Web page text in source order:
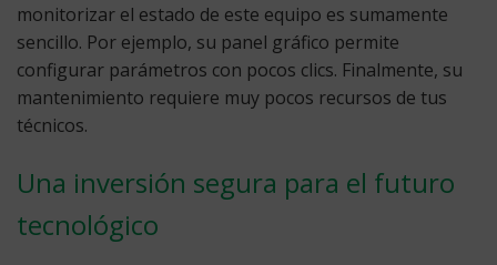
monitorizar el estado de este equipo es sumamente
sencillo. Por ejemplo, su panel gráfico permite
configurar parámetros con pocos clics. Finalmente, su
mantenimiento requiere muy pocos recursos de tus
técnicos.
Una inversión segura para el futuro
tecnológico